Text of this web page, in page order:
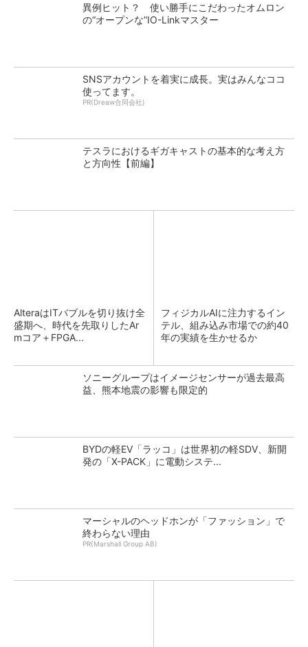
異例ヒット？ 使い勝手にこだわったオムロン
の“オープンな”IO-Linkマスター
SNSアカウントを着実に成長。実はみんなココ
使ってます。
PR(Dreaw合同会社)
テスラにおけるギガキャストの基本的な考え方
と方向性【前編】
AlteraはITバブルを切り抜け全
盛期へ、時代を先取りしたAr
mコア＋FPGA...
フィジカルAIに注力するイン
テル、組み込み市場での約40
年の実績を生かせるか
ソニーグループはイメージセンサーが過去最高
益、熊本地震の影響も限定的
BYDの軽EV「ラッコ」は世界初の軽SDV、新開
発の「X-PACK」に電動システ...
マーシャルのヘッドホンが「ファッション」で
終わらない理由
PR(Marshall Group AB)